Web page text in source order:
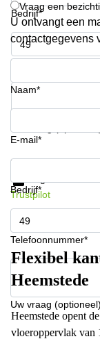
Coworking
Haarlem
Kantoor
Huren
Hengelo
Nijmegen
Bedrijf*
Telefoonnummer*
Vraag een
U ontvangt een
contactgegevens
Naam*
E-mail*
Bedrijf*
Telefoonnummer*
Uw vraag (optioneel)
Krijg informatie en
Trustpilot
Flexibel
Heemstede
Heemstede opent
vloeroppervlak van